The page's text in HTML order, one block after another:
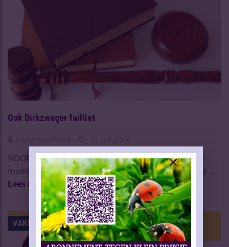
Ook Dirkzwager failliet
NOORD-SCHARWOUDE – Distilleerderij Dirkzwager,
moederbedrijf van Mitra, heeft nu ook zelf faillissem ...
Lees meer
VAKNIEUWS | OVERIG